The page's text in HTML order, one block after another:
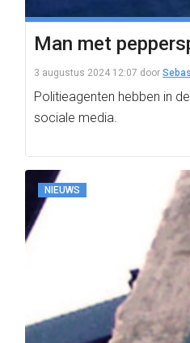
Man met
3 augustus 2024 12:07 door
Politieagenten hebben in
sociale media.
NIEUWS